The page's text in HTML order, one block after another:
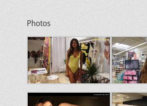
Photos